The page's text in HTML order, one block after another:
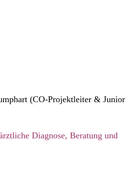
(CO-Projektleiter & Junior
Diagnose, Beratung und